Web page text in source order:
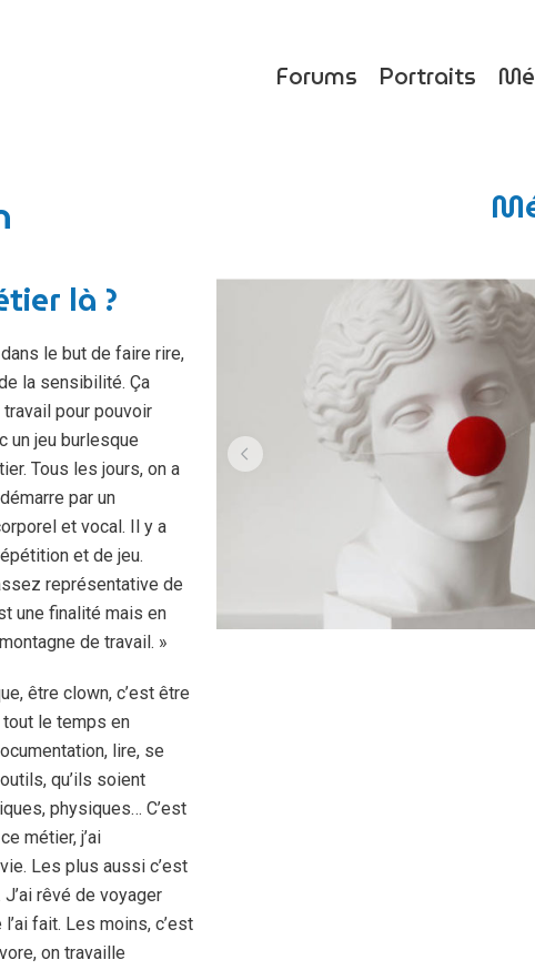
Forums Portraits
là ?
le but de faire rire,
la sensibilité. Ça
pour pouvoir
un jeu burlesque
Tous les jours, on a
par un
et vocal. Il y a
et de jeu.
représentative de
une finalité mais en
de travail. »
être clown, c’est être
le temps en
lire, se
qu’ils soient
physiques… C’est
métier, j’ai
Les plus aussi c’est
rêvé de voyager
fait. Les moins, c’est
on travaille